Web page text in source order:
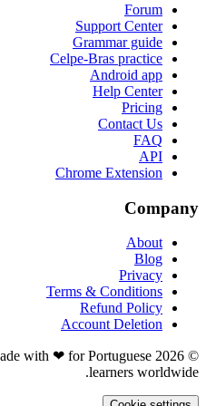
Forum
Support Center
Grammar guide
Celpe-Bras practice
Android app
Help Center
Pricing
Contact Us
FAQ
API
Chrome Extension
Company
About
Blog
Privacy
Terms & Conditions
Refund Policy
Account Deletion
Made with ❤ for Portuguese
learners worldwide.